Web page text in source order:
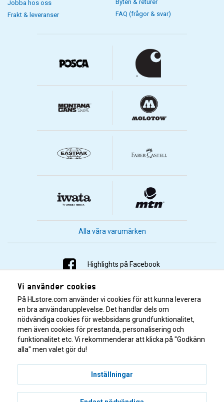
Jobba hos oss
Frakt & leveranser
Byten & returer
FAQ (frågor & svar)
Alla våra varumärken
Highlights på Facebook
Highlights på Instagram
Highlights på Youtube
Highlights på Tiktok
Vi använder cookies
På HLstore.com använder vi cookies för att kunna leverera
en bra användarupplevelse. Det handlar dels om
nödvändiga cookies för webbsidans grundfunktionalitet,
men även cookies för prestanda, personalisering och
funktionalitet etc. Vi rekommenderar att klicka på "Godkänn
alla" men valet gör du!
Inställningar